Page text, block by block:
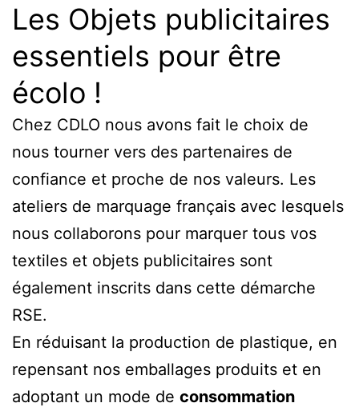
Les Objets publicitaires
essentiels pour être
écolo !
Chez CDLO nous avons fait le choix de
nous tourner vers des partenaires de
confiance et proche de nos valeurs. Les
ateliers de marquage français avec lesquels
nous collaborons pour marquer tous vos
textiles et objets publicitaires sont
également inscrits dans cette démarche
RSE.
En réduisant la production de plastique, en
repensant nos emballages produits et en
adoptant un mode de consommation